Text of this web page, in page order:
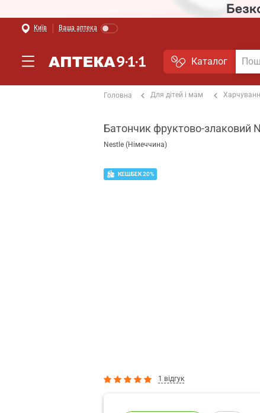
Київ Ваша аптека
Каталог
Головна Для дітей і мам
Батончик фруктово-злаковий
Nestle (Німеччина)
КЕШБЕК 20%
1 відгук